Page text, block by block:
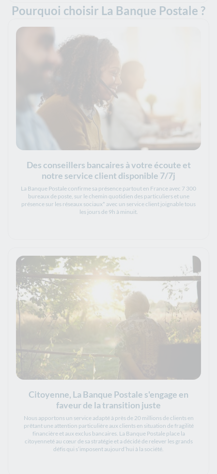
Pourquoi choisir La Banque Postale ?
Des conseillers bancaires à votre écoute et
notre service client disponible 7/7j
La Banque Postale confirme sa présence partout en France avec 7 300
bureaux de poste, sur le chemin quotidien des particuliers et une
présence sur les réseaux sociaux* avec un service client joignable tous
les jours de 9h à minuit.
Citoyenne, La Banque Postale s'engage en
faveur de la transition juste
Nous apportons un service adapté à près de 20 millions de clients en
prêtant une attention particulière aux clients en situation de fragilité
financière et aux exclus bancaires. La Banque Postale place la
citoyenneté au cœur de sa stratégie et a décidé de relever les grands
défis qui s’imposent aujourd’hui à la société.